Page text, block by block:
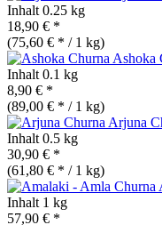
Inhalt 0.25 kg
18,90 € *
(75,60 € * / 1 kg)
Ashoka
Inhalt 0.1 kg
8,90 € *
(89,00 € * / 1 kg)
Arjuna
Inhalt 0.5 kg
30,90 € *
(61,80 € * / 1 kg)
Inhalt 1 kg
57,90 € *